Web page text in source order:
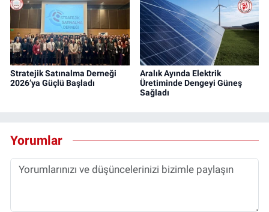
Stratejik Satınalma Derneği
2026’ya Güçlü Başladı
Aralık Ayında Elektrik
Üretiminde Dengeyi Güneş
Sağladı
Yorumlar